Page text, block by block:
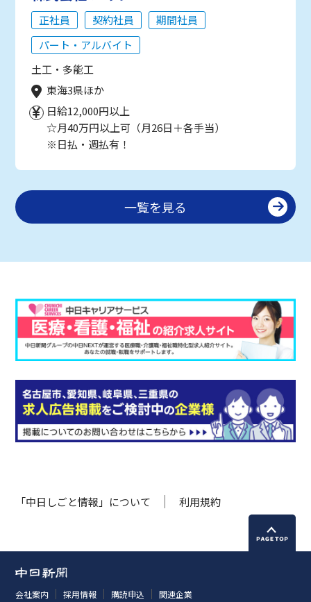
正社員 契約社員
期間社員
パート・アルバイト
土工・多能工
東海3県ほか
日給12,000円以上
☆月40万円以上可（月26日＋各手当）
※日払・週払有！
一覧を見る
「中日しごと情報」について 利用規約
会社案内 採用情報 購読申込 関連企業